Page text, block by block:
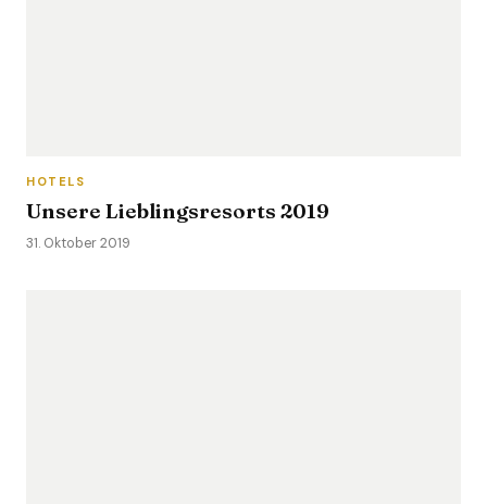
HOTELS
Unsere Lieblingsresorts 2019
31. Oktober 2019